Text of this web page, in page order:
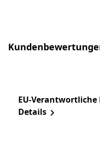
EU-Verantwortliche
Details